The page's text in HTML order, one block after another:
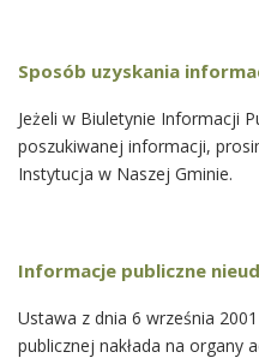
Sposób uzyskania
Jeżeli w Biuletynie Informacji
poszukiwanej informacji,
Instytucja w Naszej Gminie.
Informacje publiczne
Ustawa z dnia 6 września
publicznej nakłada na organy